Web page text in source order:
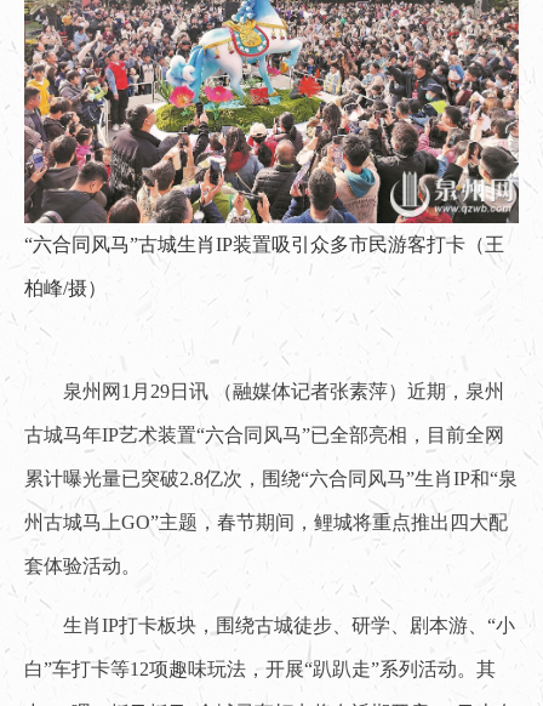
“六合同风马”古城生肖IP装置吸引众多市民游客打卡（王
柏峰/摄）
泉州网1月29日讯 （融媒体记者张素萍）近期，泉州
古城马年IP艺术装置“六合同风马”已全部亮相，目前全网
累计曝光量已突破2.8亿次，围绕“六合同风马”生肖IP和“泉
州古城马上GO”主题，春节期间，鲤城将重点推出四大配
套体验活动。
生肖IP打卡板块，围绕古城徒步、研学、剧本游、“小
白”车打卡等12项趣味玩法，开展“趴趴走”系列活动。其